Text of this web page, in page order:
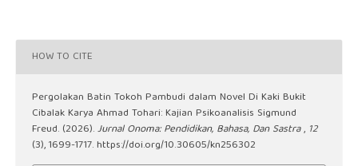
HOW TO CITE
Pergolakan Batin Tokoh Pambudi dalam Novel Di Kaki Bukit
Cibalak Karya Ahmad Tohari: Kajian Psikoanalisis Sigmund
Freud. (2026).Jurnal Onoma: Pendidikan, Bahasa, Dan Sastra, 12
(3), 1699-1717.https://doi.org/10.30605/kn256302